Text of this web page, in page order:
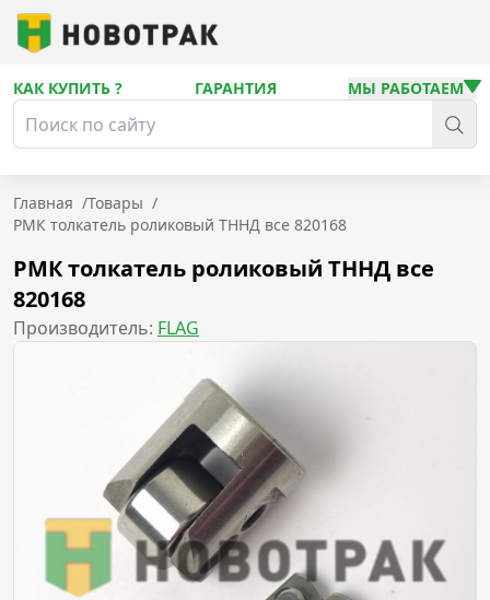
КАК КУПИТЬ ? ГАРАНТИЯ МЫ РАБОТАЕМ
Главная /Товары /
РМК толкатель роликовый ТННД все 820168
РМК толкатель роликовый ТННД все
820168
Производитель: FLAG